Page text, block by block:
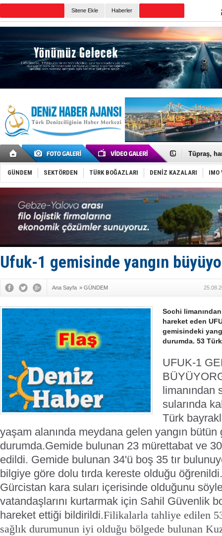
Sitene Ekle Haberler
Anadolu
Tüpraş,
İTU AUV,
LNG
PROYAD,
Türkiye-
Türk
Deniz
DÖDER,
Fairline,
Baltık
Runit
Türk
GÜNDEM SEKTÖRDEN TÜRK BOĞAZLARI DENİZ KAZALARI IMO
Ufuk-1 gemisinde yangın
Ana Sayfa » GÜNDEM
Sochi
hareket eden
gemisindeki
durumda. 53
UFUK-1
BÜYÜYOR
limanından
sularında
Türk
yaşam alanında meydana gelen yangın bütün
durumda.Gemide bulunan 23 mürettabat ve
edildi. Gemide bulunan 34'ü boş 35 tır
bilgiye göre dolu tırda kereste olduğu
Gürcistan kara suları içerisinde olduğunu
vatandaşlarını kurtarmak için Sahil Güvenlik
hareket ettiği bildirildi.Filikalarla tahliye edilen
sağlık durumunun iyi olduğu bölgede bulunan